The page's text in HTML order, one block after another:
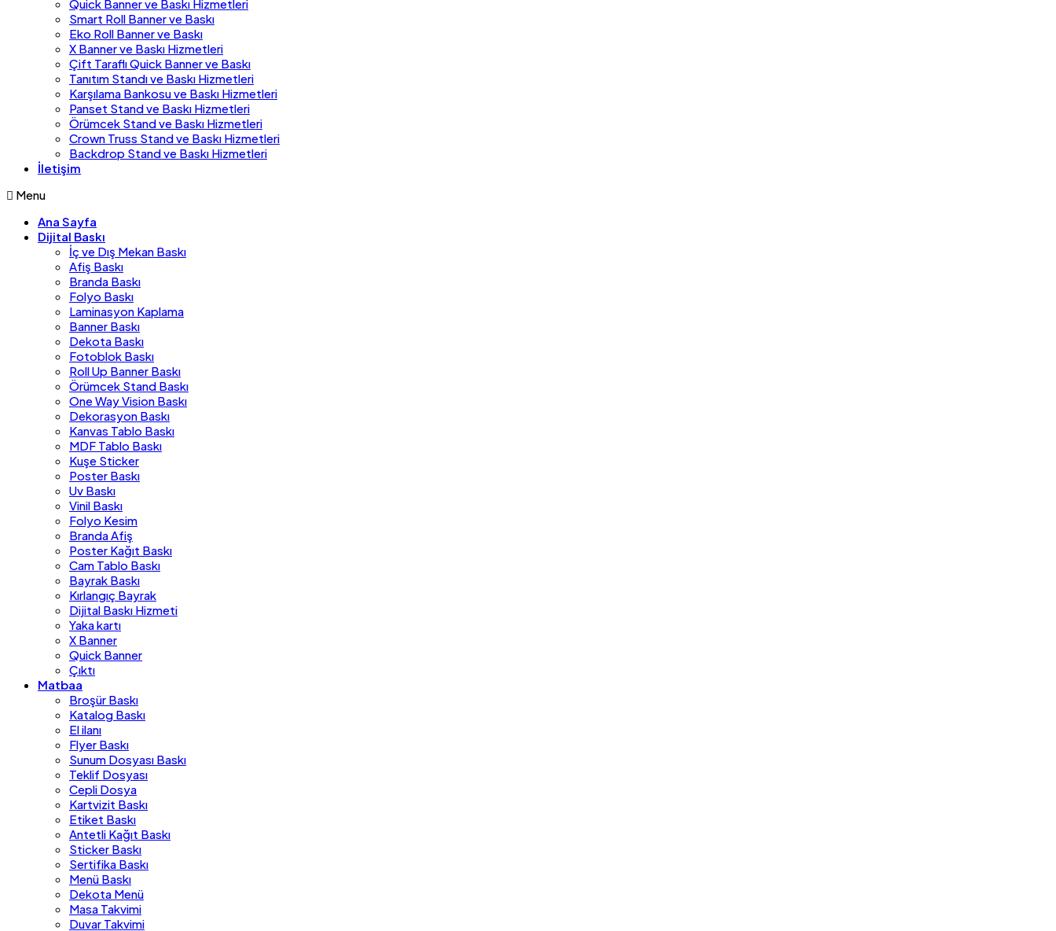
Quick Banner ve Baskı Hizmetleri
Smart Roll Banner ve Baskı
Eko Roll Banner ve Baskı
X Banner ve Baskı Hizmetleri
Çift Taraflı Quick Banner ve Baskı
Tanıtım Standı ve Baskı Hizmetleri
Karşılama Bankosu ve Baskı Hizmetleri
Panset Stand ve Baskı Hizmetleri
Örümcek Stand ve Baskı Hizmetleri
Crown Truss Stand ve Baskı Hizmetleri
Backdrop Stand ve Baskı Hizmetleri
İletişim
Menu
Ana Sayfa
Dijital Baskı
İç ve Dış Mekan Baskı
Afiş Baskı
Branda Baskı
Folyo Baskı
Laminasyon Kaplama
Banner Baskı
Dekota Baskı
Fotoblok Baskı
Roll Up Banner Baskı
Örümcek Stand Baskı
One Way Vision Baskı
Dekorasyon Baskı
Kanvas Tablo Baskı
MDF Tablo Baskı
Kuşe Sticker
Poster Baskı
Uv Baskı
Vinil Baskı
Folyo Kesim
Branda Afiş
Poster Kağıt Baskı
Cam Tablo Baskı
Bayrak Baskı
Kırlangıç Bayrak
Dijital Baskı Hizmeti
Yaka kartı
X Banner
Quick Banner
Çıktı
Matbaa
Broşür Baskı
Katalog Baskı
El ilanı
Flyer Baskı
Sunum Dosyası Baskı
Teklif Dosyası
Cepli Dosya
Kartvizit Baskı
Etiket Baskı
Antetli Kağıt Baskı
Sticker Baskı
Sertifika Baskı
Menü Baskı
Dekota Menü
Masa Takvimi
Duvar Takvimi